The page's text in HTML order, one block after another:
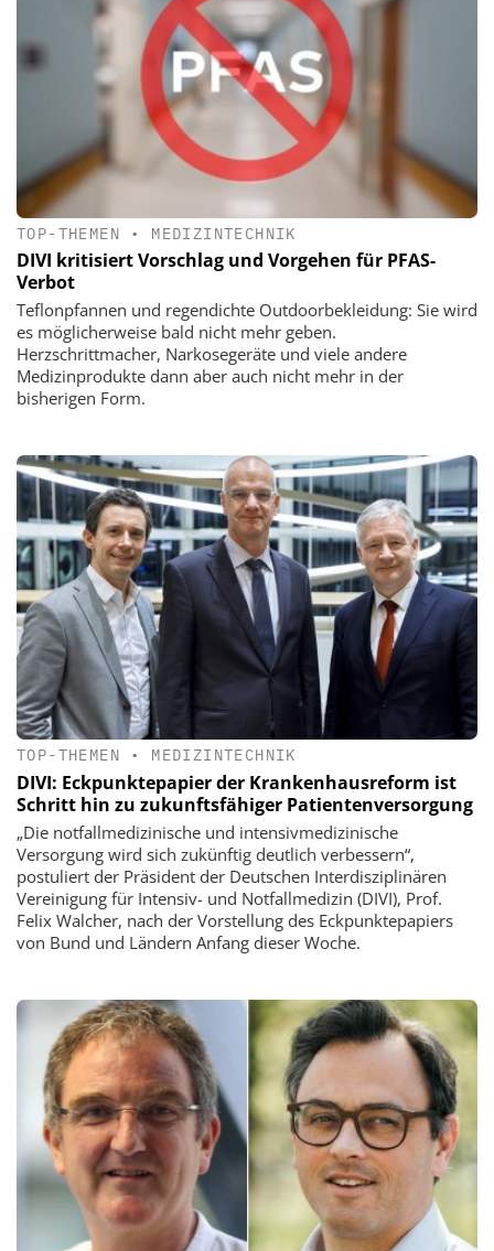
TOP-THEMEN • MEDIZINTECHNIK
DIVI kritisiert Vorschlag und Vorgehen für PFAS-
Verbot
Teflonpfannen und regendichte Outdoorbekleidung: Sie wird
es möglicherweise bald nicht mehr geben.
Herzschrittmacher, Narkosegeräte und viele andere
Medizinprodukte dann aber auch nicht mehr in der
bisherigen Form.
TOP-THEMEN • MEDIZINTECHNIK
DIVI: Eckpunktepapier der Krankenhausreform ist
Schritt hin zu zukunftsfähiger Patientenversorgung
„Die notfallmedizinische und intensivmedizinische
Versorgung wird sich zukünftig deutlich verbessern“,
postuliert der Präsident der Deutschen Interdisziplinären
Vereinigung für Intensiv- und Notfallmedizin (DIVI), Prof.
Felix Walcher, nach der Vorstellung des Eckpunktepapiers
von Bund und Ländern Anfang dieser Woche.